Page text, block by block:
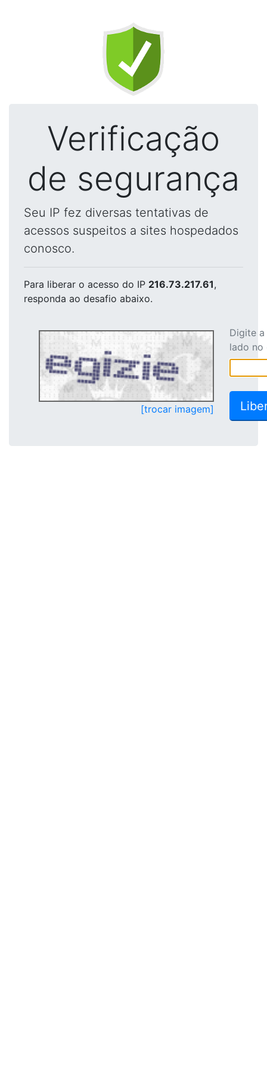
Verificação
de segurança
Seu IP fez diversas tentativas de
acessos suspeitos a sites hospedados
conosco.
Para liberar o acesso do IP 216.73.217.61,
responda ao desafio abaixo.
[trocar imagem]
Digite
lado no